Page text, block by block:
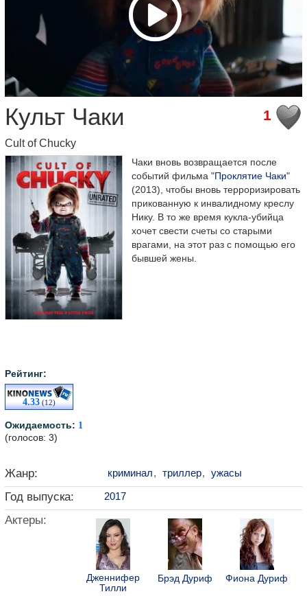
1
Культ Чаки
Cult of Chucky
Рейтинг:
4.33 (12)
Ожидаемость: 1
(голосов: 3)
Чаки вновь возвращается после
событий фильма "Проклятие Чаки"
(2013), чтобы вновь терроризировать
прикованную к инвалидному креслу
Нику. В то же время кукла-убийца
хочет свести счеты со старыми
врагами, на этот раз с помощью его
бывшей жены.
Жанр: криминал, триллер, ужасы
Год выпуска: 2017
Актеры:
Дженнифер
Тилли
Брэд Дуриф Фиона Дуриф